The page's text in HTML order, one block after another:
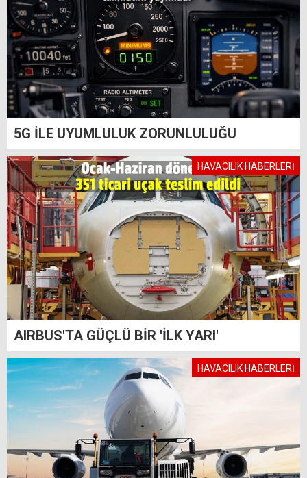
5G İLE UYUMLULUK ZORUNLULUĞU
HAVACILIK HABERLERİ
AIRBUS'TA GÜÇLÜ BİR 'İLK YARI'
HAVACILIK HABERLERİ